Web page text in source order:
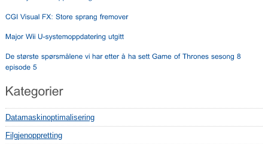
Datamaskinoptimalisering
Filgjenoppretting